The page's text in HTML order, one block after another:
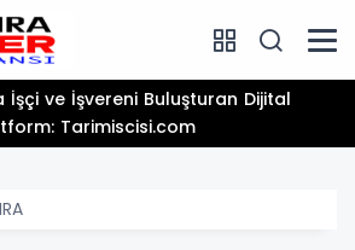
Hamiyet Elmas Son Yolculuğuna